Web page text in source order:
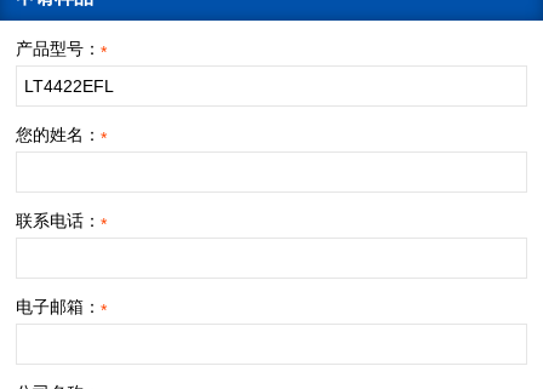
产品型号：*
您的姓名：*
联系电话：*
电子邮箱：*